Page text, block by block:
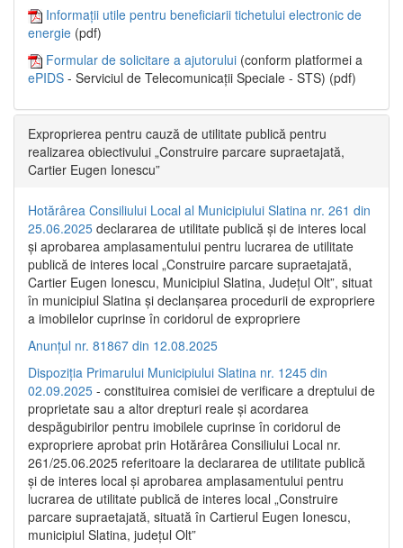
Informații utile pentru beneficiarii tichetului electronic de
energie (pdf)
Formular de solicitare a ajutorului (conform platformei a
ePIDS - Serviciul de Telecomunicații Speciale - STS) (pdf)
Exproprierea pentru cauză de utilitate publică pentru
realizarea obiectivului „Construire parcare supraetajată,
Cartier Eugen Ionescu”
Hotărârea Consiliului Local al Municipiului Slatina nr. 261 din
25.06.2025 declararea de utilitate publică și de interes local
și aprobarea amplasamentului pentru lucrarea de utilitate
publică de interes local „Construire parcare supraetajată,
Cartier Eugen Ionescu, Municipiul Slatina, Județul Olt”, situat
în municipiul Slatina și declanșarea procedurii de expropriere
a imobilelor cuprinse în coridorul de expropriere
Anunțul nr. 81867 din 12.08.2025
Dispoziția Primarului Municipiului Slatina nr. 1245 din
02.09.2025 - constituirea comisiei de verificare a dreptului de
proprietate sau a altor drepturi reale și acordarea
despăgubirilor pentru imobilele cuprinse în coridorul de
expropriere aprobat prin Hotărârea Consiliului Local nr.
261/25.06.2025 referitoare la declararea de utilitate publică
și de interes local și aprobarea amplasamentului pentru
lucrarea de utilitate publică de interes local „Construire
parcare supraetajată, situată în Cartierul Eugen Ionescu,
municipiul Slatina, județul Olt”